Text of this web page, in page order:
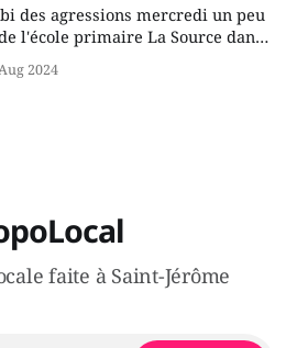
des agressions mercredi un peu
l'école primaire La Source dans
Saint-Jérôme. L'une de deux
sous un véhicule et aspergée
2024
faite à Saint-Jérôme